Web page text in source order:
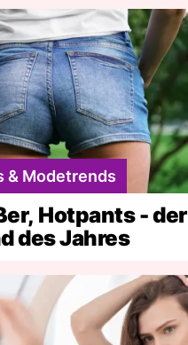
& Modetrends
Hotpants - der
des Jahres